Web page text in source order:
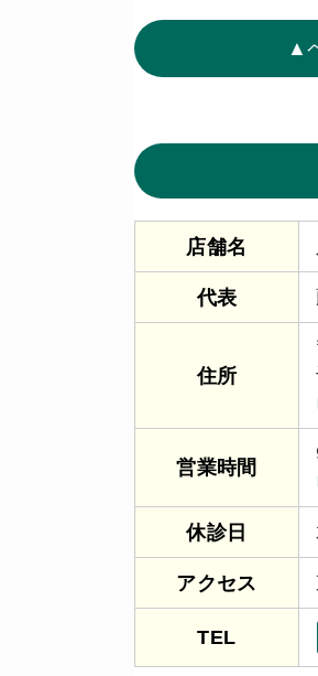
▲
店舗名
代表
住所
営業時間
休診日
アクセス
TEL